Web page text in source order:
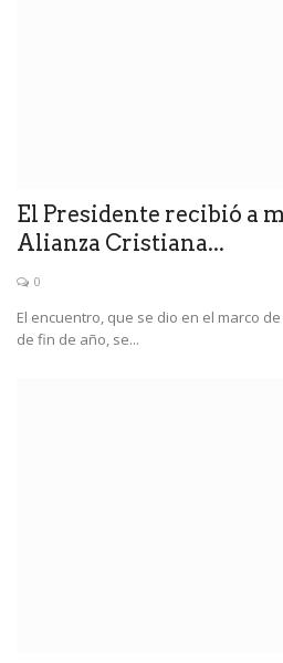
El Presidente recibió a
Alianza Cristiana...
0
El encuentro, que se dio en el marco
de fin de año, se...